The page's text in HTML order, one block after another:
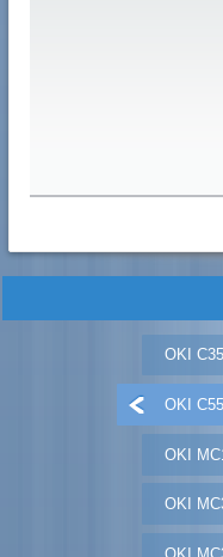
OKI
OKI
OKI
OKI